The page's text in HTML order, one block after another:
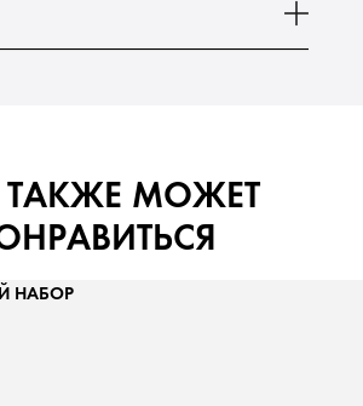
ТАКЖЕ МОЖЕТ
НАБОР